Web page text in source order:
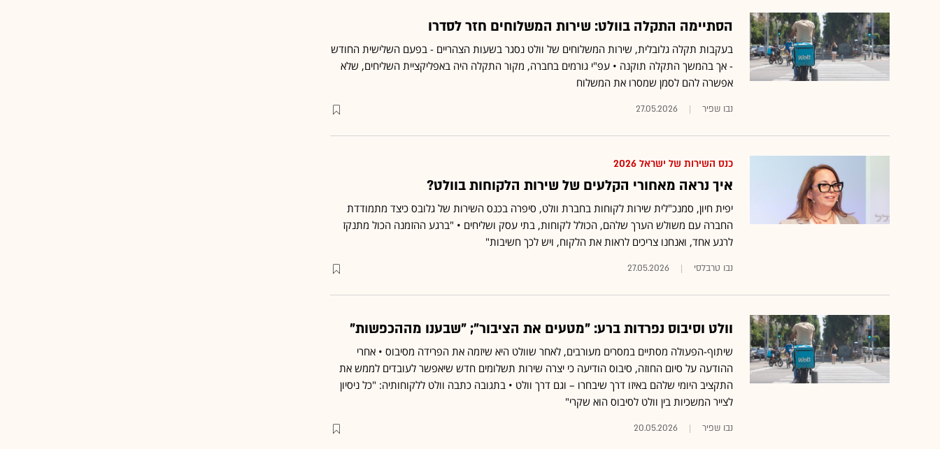
הסתיימה התקלה בוולט: שירות המשלוחים חזר לסדרו
בעקבות תקלה גלובלית, שירות המשלוחים של וולט נסגר בשעות הצהריים - בפעם השלישית החודש
- אך בהמשך התקלה תוקנה • עפ"י גורמים בחברה, מקור התקלה היה באפליקציית השליחים, שלא
אפשרה להם לסמן שמסרו את המשלוח
נבו שפיר 27.05.2026
כנס השירות של ישראל 2026
איך נראה מאחורי הקלעים של שירות הלקוחות בוולט?
יפית חיון, סמנכ"לית שירות לקוחות בחברת וולט, סיפרה בכנס השירות של גלובס כיצד מתמודדת
החברה עם משולש הערך שלהם, הכולל לקוחות, בתי עסק ושליחים • "ברגע ההזמנה הכול מתנקז
לרגע אחד, ואנחנו צריכים לראות את הלקוח, ויש לכך חשיבות"
נבו טרבלסי 27.05.2026
וולט וסיבוס נפרדות ברע: "מטעים את הציבור"; "שבענו מההכפשות"
שיתוף-הפעולה מסתיים במסרים מעורבים, לאחר שוולט היא שיזמה את הפרידה מסיבוס • אחרי
ההודעה על סיום החוזה, סיבוס הודיעה כי יצרה שירות תשלומים חדש שיאפשר לעובדים לממש את
התקציב היומי שלהם באיזו דרך שיבחרו – וגם דרך וולט • בתגובה כתבה וולט ללקוחותיה: "כל ניסיון
לצייר המשכיות בין וולט לסיבוס הוא שקרי"
נבו שפיר 20.05.2026